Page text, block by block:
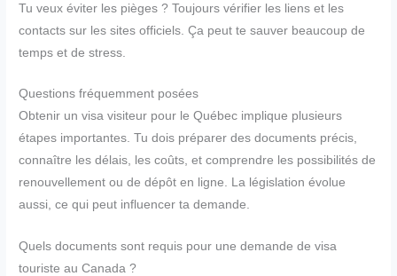
Tu veux éviter les pièges ? Toujours vérifier les liens et les
contacts sur les sites officiels. Ça peut te sauver beaucoup de
temps et de stress.
Questions fréquemment posées
Obtenir un visa visiteur pour le Québec implique plusieurs
étapes importantes. Tu dois préparer des documents précis,
connaître les délais, les coûts, et comprendre les possibilités de
renouvellement ou de dépôt en ligne. La législation évolue
aussi, ce qui peut influencer ta demande.
Quels documents sont requis pour une demande de visa
touriste au Canada ?